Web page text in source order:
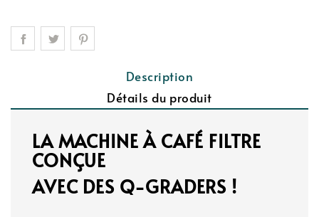
Description
Détails du produit
LA MACHINE À CAFÉ FILTRE
CONÇUE
AVEC DES Q-GRADERS !